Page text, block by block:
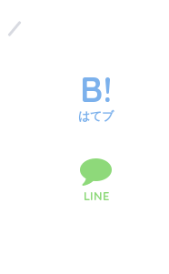
はてブ
LINE